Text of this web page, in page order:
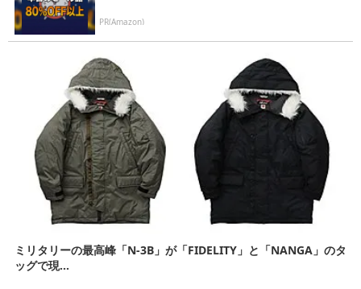
PR(Amazon)
ミリタリーの最高峰「N-3B」が「FIDELITY」と「NANGA」のタ
ッグで現...